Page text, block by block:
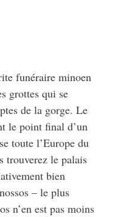
funéraire minoen
grottes qui se
de la gorge. Le
le point final d’un
toute l’Europe du
trouverez le palais
bien
– le plus
n’en est pas moins